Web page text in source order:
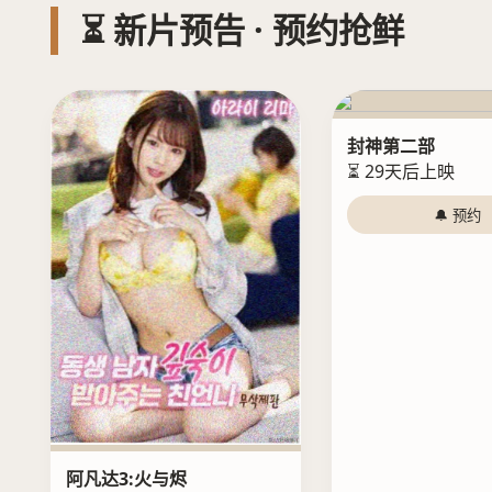
⏳ 新片预告 · 预约抢鲜
阿凡达3:火与烬
封神第二部
⏳ 29天后上映
🔔 预约